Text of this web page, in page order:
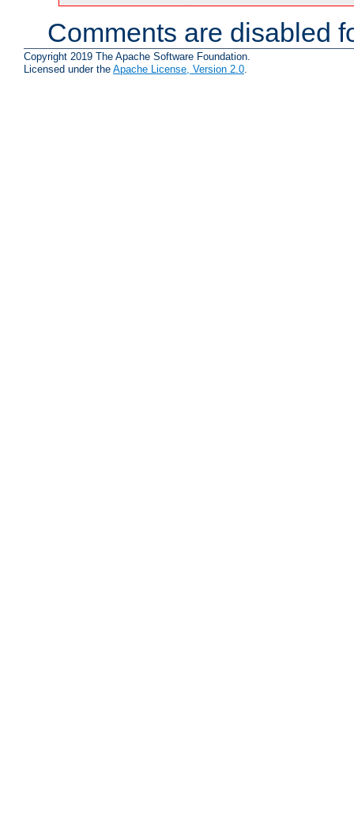
Comments are disabled
Copyright 2019 The Apache Software Foundation.
Licensed under the Apache License, Version 2.0.